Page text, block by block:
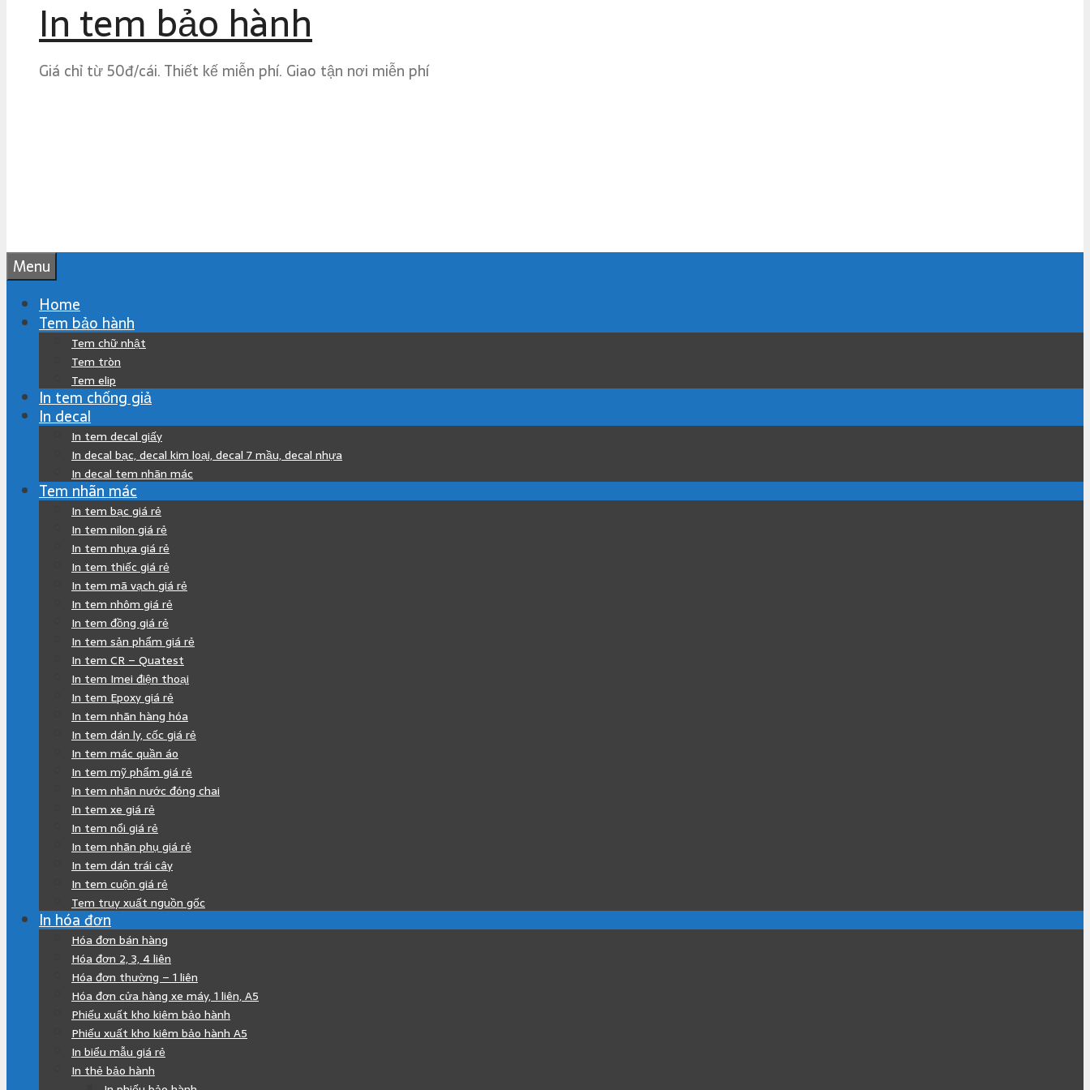
In tem bảo hành
Giá chỉ từ 50đ/cái. Thiết kế miễn phí. Giao tận nơi miễn phí
Menu
Home
Tem bảo hành
Tem chữ nhật
Tem tròn
Tem elip
In tem chống giả
In decal
In tem decal giấy
In decal bạc, decal kim loại, decal 7 mầu, decal nhựa
In decal tem nhãn mác
Tem nhãn mác
In tem bạc giá rẻ
In tem nilon giá rẻ
In tem nhựa giá rẻ
In tem thiếc giá rẻ
In tem mã vạch giá rẻ
In tem nhôm giá rẻ
In tem đồng giá rẻ
In tem sản phẩm giá rẻ
In tem CR – Quatest
In tem Imei điện thoại
In tem Epoxy giá rẻ
In tem nhãn hàng hóa
In tem dán ly, cốc giá rẻ
In tem mác quần áo
In tem mỹ phẩm giá rẻ
In tem nhãn nước đóng chai
In tem xe giá rẻ
In tem nổi giá rẻ
In tem nhãn phụ giá rẻ
In tem dán trái cây
In tem cuộn giá rẻ
Tem truy xuất nguồn gốc
In hóa đơn
Hóa đơn bán hàng
Hóa đơn 2, 3, 4 liên
Hóa đơn thường – 1 liên
Hóa đơn cửa hàng xe máy, 1 liên, A5
Phiếu xuất kho kiêm bảo hành
Phiếu xuất kho kiêm bảo hành A5
In biểu mẫu giá rẻ
In thẻ bảo hành